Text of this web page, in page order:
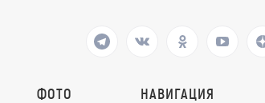
ФОТО НАВИГАЦИЯ